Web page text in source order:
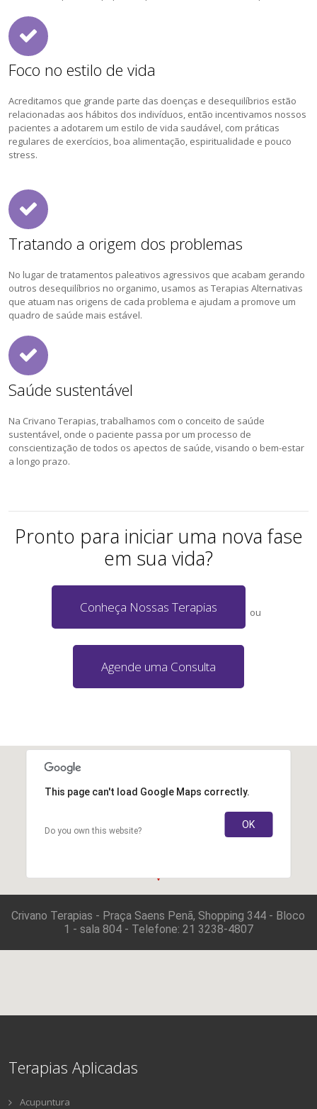
Foco no estilo de vida
Acreditamos que grande parte das doenças e desequilíbrios estão
relacionadas aos hábitos dos indivíduos, então incentivamos nossos
pacientes a adotarem um estilo de vida saudável, com práticas
regulares de exercícios, boa alimentação, espiritualidade e pouco
stress.
Tratando a origem dos problemas
No lugar de tratamentos paleativos agressivos que acabam gerando
outros desequilíbrios no organimo, usamos as Terapias Alternativas
que atuam nas origens de cada problema e ajudam a promove um
quadro de saúde mais estável.
Saúde sustentável
Na Crivano Terapias, trabalhamos com o conceito de saúde
sustentável, onde o paciente passa por um processo de
conscientização de todos os apectos de saúde, visando o bem-estar
a longo prazo.
Pronto para iniciar uma nova fase
em sua vida?
Conheça Nossas Terapias ou
Agende uma Consulta
Crivano Terapias - Praça Saens Penã, Shopping 344 - Bloco
1 - sala 804 - Telefone: 21 3238-4807
This page can't load Google Maps correctly.
Do you own this website?
OK
Terapias Aplicadas
Acupuntura